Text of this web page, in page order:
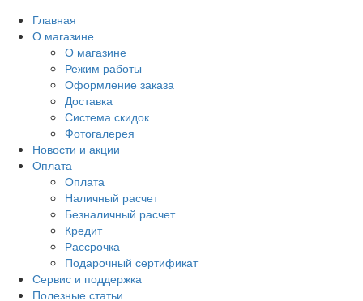
Главная
О магазине
О магазине
Режим работы
Оформление заказа
Доставка
Система скидок
Фотогалерея
Новости и акции
Оплата
Оплата
Наличный расчет
Безналичный расчет
Кредит
Рассрочка
Подарочный сертификат
Сервис и поддержка
Полезные статьи